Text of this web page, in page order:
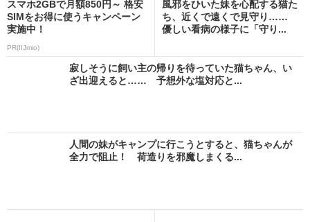
スマホ2GBで月額850円～ 格安
SIMをお得に使うキャンペーン
実施中！
PR(IIJmio)
風邪をひいた妹を心配する猫た
ち、近くで遠くで見守り……
優しい看病の様子に「守り...
寂しそうに飼い主の帰りを待っていた猫ちゃん、い
ざ出迎えると…… 予想外な塩対応と...
人間の妹がキャンプに行こうとすると、猫ちゃんが
全力で阻止！ 荷造りを邪魔しまくる...